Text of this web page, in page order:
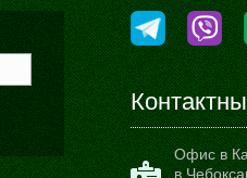
Офис в
в